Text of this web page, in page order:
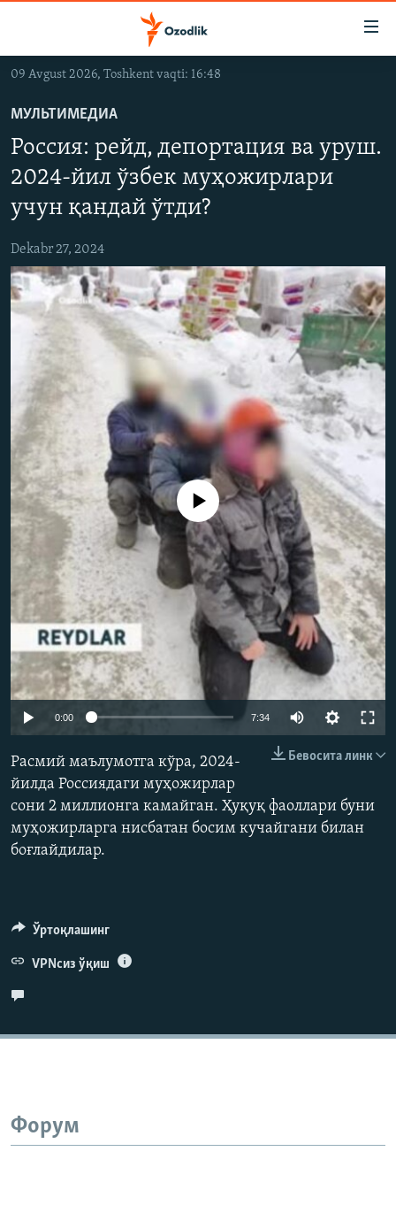
Асосий
ўтинг
Қидиришга
OZODVIDEO
OZODARXIV
На русском
ИЖТИМОИЙ ТАРМОҚЛАР
Озодлик бошқа тилларда
09 Avgust 2026, Toshkent vaqti: 16:48
МУЛЬТИМЕДИА
Россия: рейд, депортация ва уруш.
2024-йил ўзбек муҳожирлари
учун қандай ўтди?
Dekabr 27, 2024
Айни дамда медиа-манба мавжуд эмас
0:00 7:34
480p
Бевосита линк
Расмий маълумотга кўра, 2024-
йилда Россиядаги муҳожирлар
сони 2 миллионга камайган. Ҳуқуқ фаоллари буни
муҳожирларга нисбатан босим кучайгани билан
боғлайдилар.
Ўртоқлашинг
VPNсиз ўқиш
Форум